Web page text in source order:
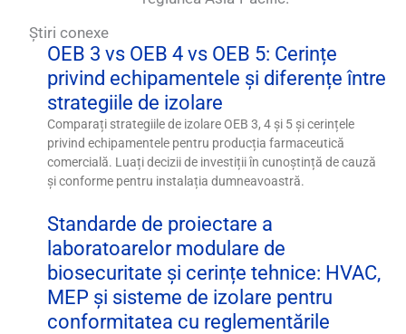
Știri conexe
OEB 3 vs OEB 4 vs OEB 5: Cerințe
privind echipamentele și diferențe între
strategiile de izolare
Comparați strategiile de izolare OEB 3, 4 și 5 și cerințele
privind echipamentele pentru producția farmaceutică
comercială. Luați decizii de investiții în cunoștință de cauză
și conforme pentru instalația dumneavoastră.
Standarde de proiectare a
laboratoarelor modulare de
biosecuritate și cerințe tehnice: HVAC,
MEP și sisteme de izolare pentru
conformitatea cu reglementările